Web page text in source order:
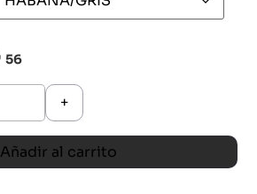
56
+
Añadir al carrito